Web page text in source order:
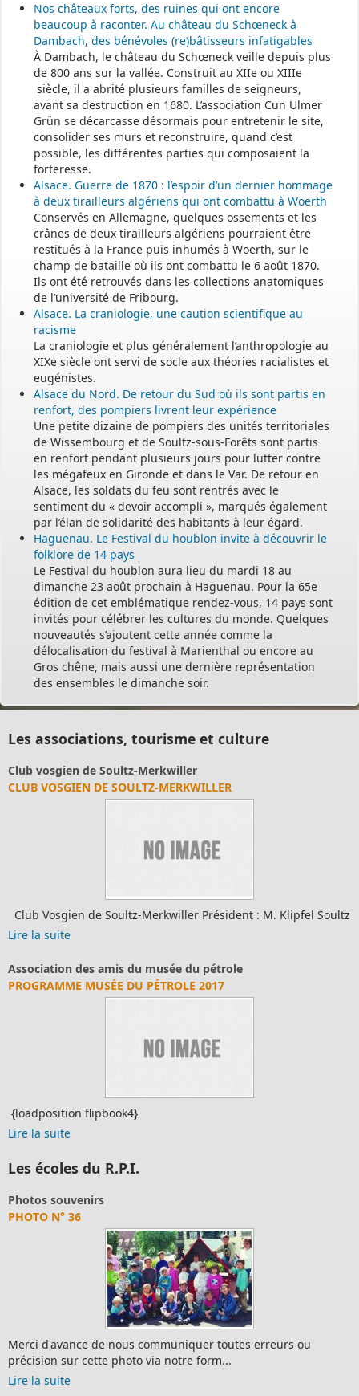
Nos châteaux forts, des ruines qui ont encore
beaucoup à raconter. Au château du Schœneck à
Dambach, des bénévoles (re)bâtisseurs infatigables
À Dambach, le château du Schœneck veille depuis plus
de 800 ans sur la vallée. Construit au XIIe ou XIIIe
siècle, il a abrité plusieurs familles de seigneurs,
avant sa destruction en 1680. L’association Cun Ulmer
Grün se décarcasse désormais pour entretenir le site,
consolider ses murs et reconstruire, quand c’est
possible, les différentes parties qui composaient la
forteresse.
Alsace. Guerre de 1870 : l’espoir d’un dernier hommage
à deux tirailleurs algériens qui ont combattu à Woerth
Conservés en Allemagne, quelques ossements et les
crânes de deux tirailleurs algériens pourraient être
restitués à la France puis inhumés à Woerth, sur le
champ de bataille où ils ont combattu le 6 août 1870.
Ils ont été retrouvés dans les collections anatomiques
de l’université de Fribourg.
Alsace. La craniologie, une caution scientifique au
racisme
La craniologie et plus généralement l’anthropologie au
XIXe siècle ont servi de socle aux théories racialistes et
eugénistes.
Alsace du Nord. De retour du Sud où ils sont partis en
renfort, des pompiers livrent leur expérience
Une petite dizaine de pompiers des unités territoriales
de Wissembourg et de Soultz-sous-Forêts sont partis
en renfort pendant plusieurs jours pour lutter contre
les mégafeux en Gironde et dans le Var. De retour en
Alsace, les soldats du feu sont rentrés avec le
sentiment du « devoir accompli », marqués également
par l’élan de solidarité des habitants à leur égard.
Haguenau. Le Festival du houblon invite à découvrir le
folklore de 14 pays
Le Festival du houblon aura lieu du mardi 18 au
dimanche 23 août prochain à Haguenau. Pour la 65e
édition de cet emblématique rendez-vous, 14 pays sont
invités pour célébrer les cultures du monde. Quelques
nouveautés s’ajoutent cette année comme la
délocalisation du festival à Marienthal ou encore au
Gros chêne, mais aussi une dernière représentation
des ensembles le dimanche soir.
Les associations, tourisme et culture
Club vosgien de Soultz-Merkwiller
CLUB VOSGIEN DE SOULTZ-MERKWILLER
Club Vosgien de Soultz-Merkwiller Président : M. Klipfel Soultz
Lire la suite
Association des amis du musée du pétrole
PROGRAMME MUSÉE DU PÉTROLE 2017
{loadposition flipbook4}
Lire la suite
Les écoles du R.P.I.
Photos souvenirs
PHOTO N° 36
Merci d'avance de nous communiquer toutes erreurs ou
précision sur cette photo via notre form...
Lire la suite